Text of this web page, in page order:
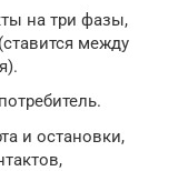
на три фазы,
между
и остановки,